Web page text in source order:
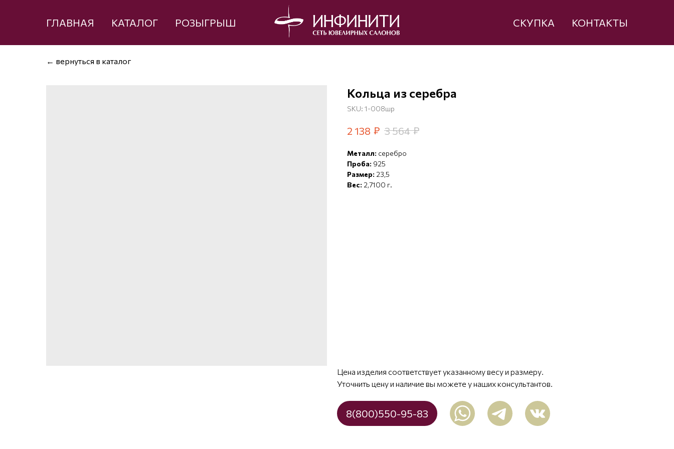
ГЛАВНАЯ КАТАЛОГ РОЗЫГРЫШ СКУПКА КОНТАКТЫ
← вернуться в каталог
Кольца из серебра
SKU: 1-008шр
2 138 ₽ 3 564 ₽
Металл: серебро
Проба: 925
Размер: 23,5
Вес: 2,7100 г.
Цена изделия соответствует указанному весу и размеру.
Уточнить цену и наличие вы можете у наших консультантов.
8(800)550-95-83